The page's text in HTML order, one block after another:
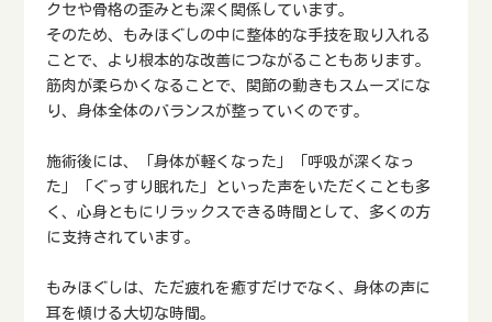
クセや骨格の歪みとも深く関係しています。
そのため、もみほぐしの中に整体的な手技を取り入れる
ことで、より根本的な改善につながることもあります。
筋肉が柔らかくなることで、関節の動きもスムーズにな
り、身体全体のバランスが整っていくのです。
施術後には、「身体が軽くなった」「呼吸が深くなっ
た」「ぐっすり眠れた」といった声をいただくことも多
く、心身ともにリラックスできる時間として、多くの方
に支持されています。
もみほぐしは、ただ疲れを癒すだけでなく、身体の声に
耳を傾ける大切な時間。